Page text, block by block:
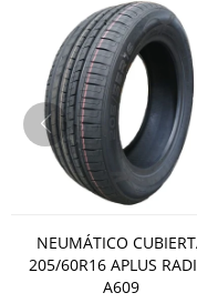
NEUMÁTICO
205/60R16 APLUS
A609